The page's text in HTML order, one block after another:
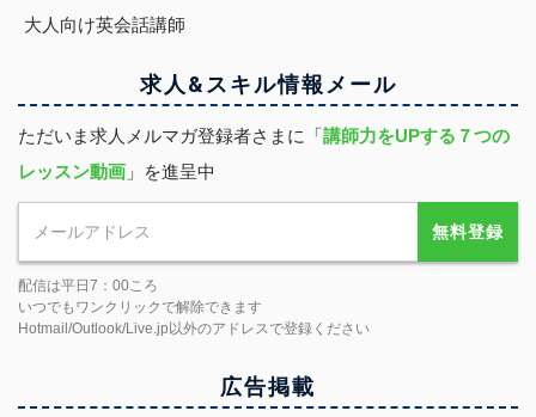
大人向け英会話講師
求人&スキル情報 メール
ただいま求人メルマガ登録者さまに「講師力をUPする７つの
レッスン動画 」を進呈中
無料登録
配信は平日7：00ころ
いつでもワンクリックで解除できます
Hotmail/Outlook/Live.jp以外のアドレスで登録ください
広告掲載